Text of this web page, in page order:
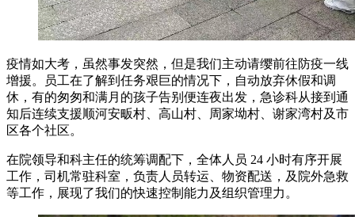
疫情如大考，虽然事发突然，但是我们主动请缨前往防疫一线
增援。员工在了解到任务艰巨的情况下，自动放弃休假和调
休，有的匆匆和满月的孩子告别便连夜出发，急诊科从接到通
知后连续支援顺河安畈村、高山村、周家坳村、谢家湾村及市
区各个社区。
在院领导和科主任的统筹调配下，全体人员 24 小时有序开展
工作，司机常驻科室，负责人员转运、物资配送，及院外急救
等工作，展现了我们的快速控制能力及组织管理力。